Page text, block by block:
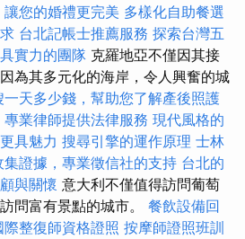
您的婚禮更完美 多樣化自助餐選
台北記帳士推薦服務 探索台灣五
實力的團隊 克羅地亞不僅因其接
為其多元化的海岸，令人興奮的城
一天多少錢，幫助您了解產後照護
業律師提供法律服務 現代風格的
具魅力 搜尋引擎的運作原理 士林
證據，專業徵信社的支持 台北的
與關懷 意大利不僅值得訪問葡萄
問富有景點的城市。 餐飲設備回
際整復師資格證照 按摩師證照班訓